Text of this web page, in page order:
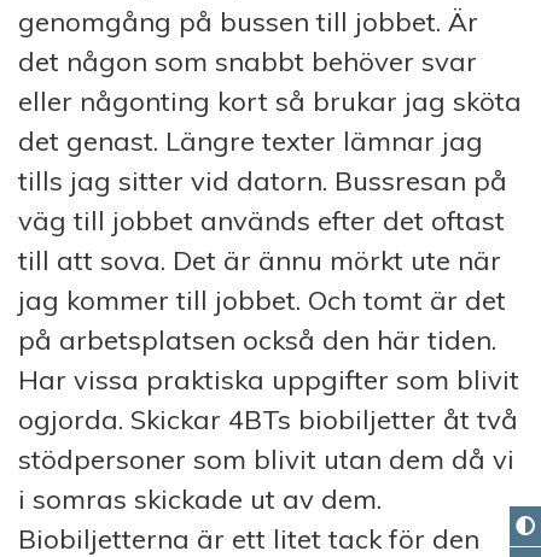
genomgång på bussen till jobbet. Är
det någon som snabbt behöver svar
eller någonting kort så brukar jag sköta
det genast. Längre texter lämnar jag
tills jag sitter vid datorn. Bussresan på
väg till jobbet används efter det oftast
till att sova. Det är ännu mörkt ute när
jag kommer till jobbet. Och tomt är det
på arbetsplatsen också den här tiden.
Har vissa praktiska uppgifter som blivit
ogjorda. Skickar 4BTs biobiljetter åt två
stödpersoner som blivit utan dem då vi
i somras skickade ut av dem.
Biobiljetterna är ett litet tack för den